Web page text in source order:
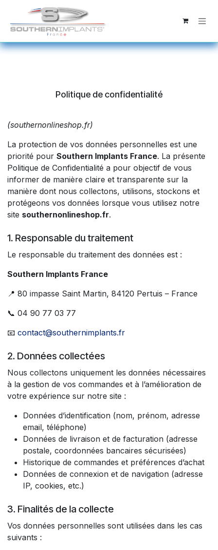
Se rendre au contenu
Politique de confidentialité
(southernonlineshop.fr)
La protection de vos données personnelles est une
priorité pour Southern Implants France. La présente
Politique de Confidentialité a pour objectif de vous
informer de manière claire et transparente sur la
manière dont nous collectons, utilisons, stockons et
protégeons vos données lorsque vous utilisez notre
site southernonlineshop.fr.
1. Responsable du traitement
Le responsable du traitement des données est :
Southern Implants France
📍 80 impasse Saint Martin, 84120 Pertuis – France
📞 04 90 77 03 77
📧 contact@southernimplants.fr
2. Données collectées
Nous collectons uniquement les données nécessaires
à la gestion de vos commandes et à l’amélioration de
votre expérience sur notre site :
Données d’identification (nom, prénom, adresse
email, téléphone)
Données de livraison et de facturation (adresse
postale, coordonnées bancaires sécurisées)
Historique de commandes et préférences d’achat
Données de connexion et de navigation (adresse
IP, cookies, etc.)
3. Finalités de la collecte
Vos données personnelles sont utilisées dans les cas
suivants :